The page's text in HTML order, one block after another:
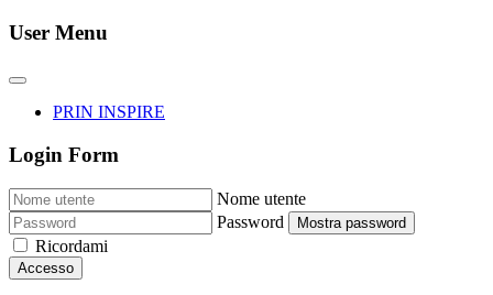
User Menu
PRIN INSPIRE
Login Form
Nome utente
Password
Mostra password
Ricordami
Accesso